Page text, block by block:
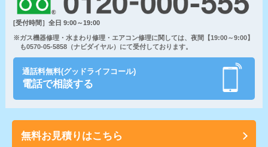
[受付時間］全日 9:00～19:00
※ガス機器修理・水まわり修理・エアコン修理に関しては、夜間【19:00～9:00】
も0570-05-5858（ナビダイヤル）にて受付しております。
通話料無料(グッドライフコール)
電話で相談する
無料お見積りはこちら